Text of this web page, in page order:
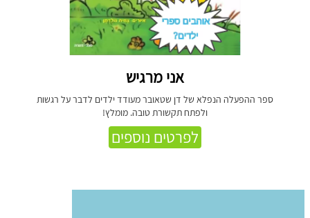
אני מרגיש
ספר ההפעלה הנפלא של דן שטאובר מעודד ילדים לדבר על רגשות
ולפתח תקשורת טובה. מומלץ!
לפרטים נוספים